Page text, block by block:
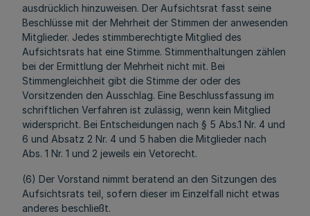
ausdrücklich hinzuweisen. Der Aufsichtsrat fasst seine
Beschlüsse mit der Mehrheit der Stimmen der anwesenden
Mitglieder. Jedes stimmberechtigte Mitglied des
Aufsichtsrats hat eine Stimme. Stimmenthaltungen zählen
bei der Ermittlung der Mehrheit nicht mit. Bei
Stimmengleichheit gibt die Stimme der oder des
Vorsitzenden den Ausschlag. Eine Beschlussfassung im
schriftlichen Verfahren ist zulässig, wenn kein Mitglied
widerspricht. Bei Entscheidungen nach § 5 Abs.1 Nr. 4 und
6 und Absatz 2 Nr. 4 und 5 haben die Mitglieder nach
Abs. 1 Nr. 1 und 2 jeweils ein Vetorecht.
(6) Der Vorstand nimmt beratend an den Sitzungen des
Aufsichtsrats teil, sofern dieser im Einzelfall nicht etwas
anderes beschließt.